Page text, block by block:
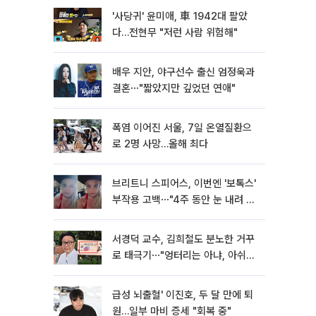
'사당귀' 윤미애, 車 1942대 팔았
다…전현무 "저런 사람 위험해"
배우 지안, 야구선수 출신 엄정욱과
결혼⋯"짧았지만 깊었던 연애"
폭염 이어진 서울, 7일 온열질환으
로 2명 사망…올해 최다
브리트니 스피어스, 이번엔 '보톡스'
부작용 고백⋯"4주 동안 눈 내려 앉
서경덕 교수, 김희철도 분노한 거꾸
로 태극기⋯"엉터리는 아냐, 아쉬울
급성 뇌출혈' 이진호, 두 달 만에 퇴
원…일부 마비 증세 "회복 중"